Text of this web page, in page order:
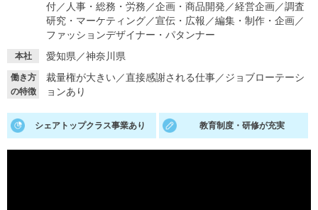
イベントを探す スカウト お知らせ
就活ノウハウ・サポート
就活支援
就活ノウハウが満載！ お役立ち記事・相談室など
付／ 人事・総務・労務 ／企画・商品開発 ／経営企画／調査
研究・マーケティング／宣伝・広報 ／編集・制作・企画／
ファッションデザイナー・パタンナー
本社 愛知県／神奈川県
働き方
の特徴
裁量権が大きい／直接感謝される仕事／ジョブローテーシ
ョンあり
シェアトップクラス事業あり 教育制度・研修が充実